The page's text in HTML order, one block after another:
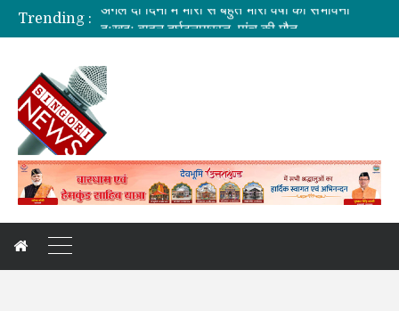
Trending :
दुःखदः वाहन दुर्घटनाग्रस्त, पांच की मौत
कौशल विकास एवं रोजगार से संबंधित योजनाओं की समीक्षा बैठक
कांवड़ यात्रा: देखिए, नीलकंठ क्षेत्र की झलकियां